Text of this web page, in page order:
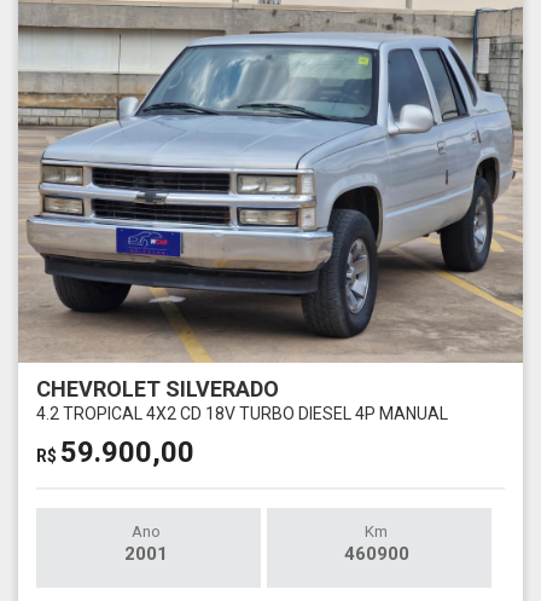
CHEVROLET SILVERADO
4.2 TROPICAL 4X2 CD 18V TURBO DIESEL 4P MANUAL
R$ 59.900,00
Ano
2001
Km
460900